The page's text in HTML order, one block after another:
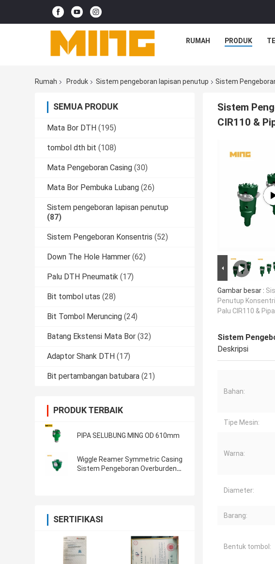
RUMAH PRODUK
Rumah Produk Sistem pengeboran lapisan penutup Sistem
SEMUA PRODUK
Mata Bor DTH (195)
tombol dth bit (108)
Mata Pengeboran Casing (30)
Mata Bor Pembuka Lubang (26)
Sistem pengeboran lapisan penutup
(87)
Sistem Pengeboran Konsentris (52)
Down The Hole Hammer (62)
Palu DTH Pneumatik (17)
Bit tombol utas (28)
Bit Tombol Meruncing (24)
Batang Ekstensi Mata Bor (32)
Adaptor Shank DTH (17)
Bit pertambangan batubara (21)
PRODUK TERBAIK
PIPA SELUBUNG MING OD 610mm
Wiggle Reamer Symmetric Casing
Sistem Pengeboran Overburden
SERTIFIKASI
Sistem
CIR110 &
Gambar besar :
Penutup
Palu CIR110 &
Sistem
Deskripsi
Bahan:
Tipe Mesin:
Warna:
Diameter:
Barang:
Bentuk tombol: